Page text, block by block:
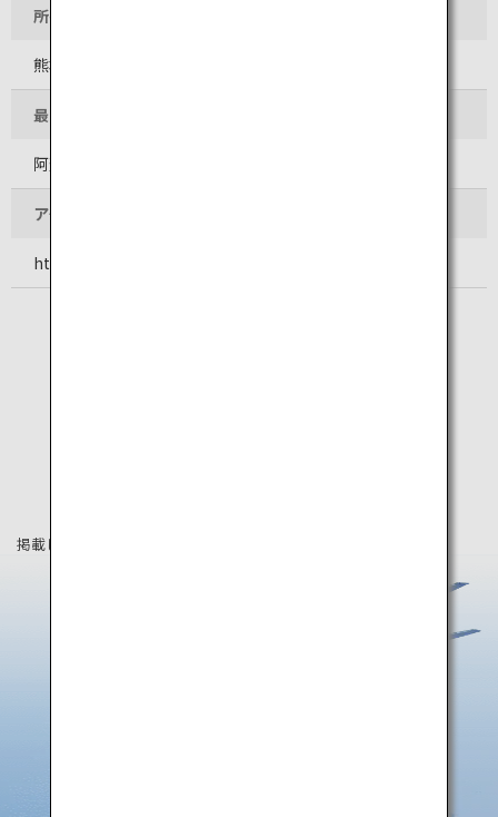
所在地
熊本県熊本市西区春日3-15-1
最寄りの空港
阿蘇くまもと空港
アクセス
https://www.kumamoto-airport.co.jp/access/
掲載している情報は2025年6月時点の情報です。